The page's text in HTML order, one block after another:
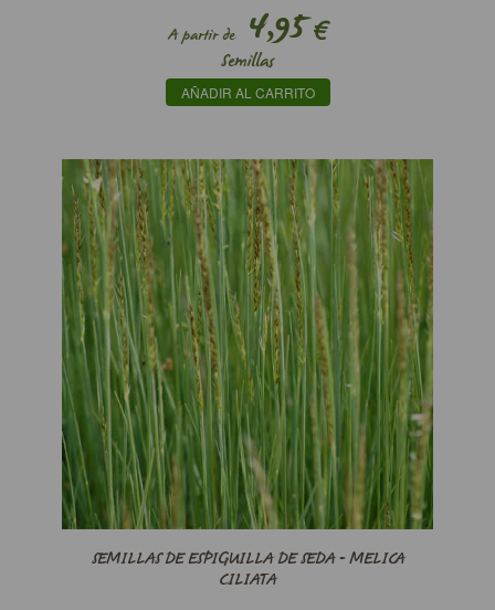
A partir de4,95€
Semillas
AÑADIR AL CARRITO
SEMILLAS DE ESPIGUILLA DE SEDA - MELICA
CILIATA